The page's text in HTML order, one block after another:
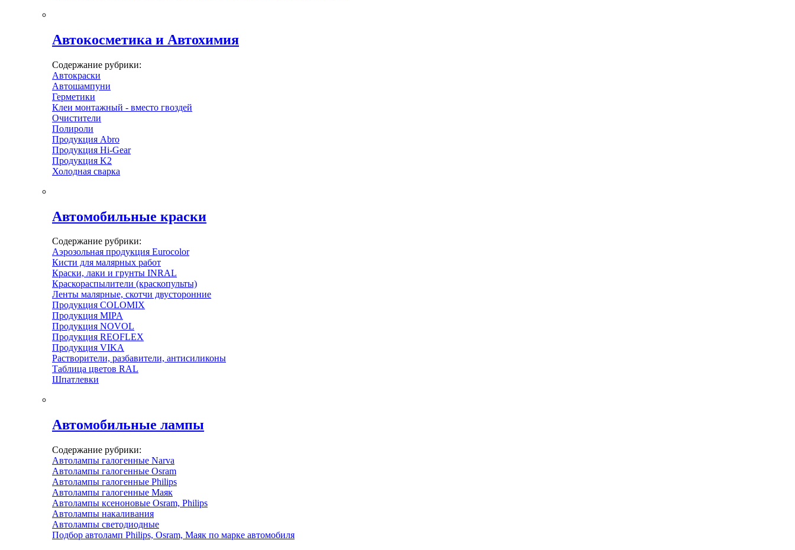
Автокосметика и Автохимия
Содержание рубрики:
Автокраски
Автошампуни
Герметики
Клеи монтажный - вместо гвоздей
Очистители
Полироли
Продукция Abro
Продукция Hi-Gear
Продукция K2
Холодная сварка
Автомобильные краски
Содержание рубрики:
Аэрозольная продукция Eurocolor
Кисти для малярных работ
Краски, лаки и грунты INRAL
Краскораспылители (краскопульты)
Ленты малярные, скотчи двусторонние
Продукция COLOMIX
Продукция MIPA
Продукция NOVOL
Продукция REOFLEX
Продукция VIKA
Растворители, разбавители, антисиликоны
Таблица цветов RAL
Шпатлевки
Автомобильные лампы
Содержание рубрики:
Автолампы галогенные Narva
Автолампы галогенные Osram
Автолампы галогенные Philips
Автолампы галогенные Маяк
Автолампы ксеноновые Osram, Philips
Автолампы накаливания
Автолампы светодиодные
Подбор автоламп Philips, Osram, Маяк по марке автомобиля